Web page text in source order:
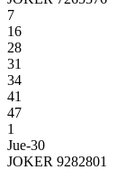
7
16
28
31
34
41
47
1
Jue-30
JOKER 9282801